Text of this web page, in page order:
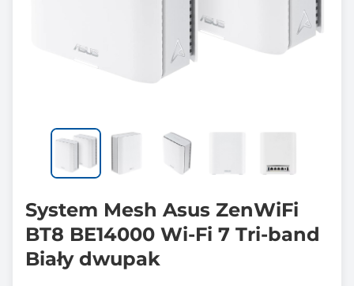
System Mesh Asus ZenWiFi
BT8 BE14000 Wi-Fi 7 Tri-band
Biały dwupak